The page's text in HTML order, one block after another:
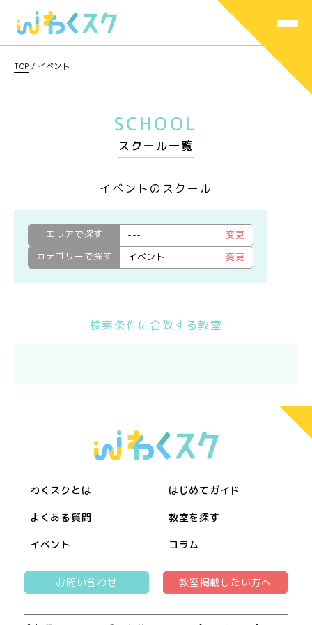
TOP / イベント
SCHOOL
スクール一覧
イベントのスクール
エリアで探す ---
変更
カテゴリーで探す
イベント 変更
検索条件に合致する教室
わくスクとは はじめてガイド
よくある質問 教室を探す
イベント コラム
お問い合わせ 教室掲載したい方へ